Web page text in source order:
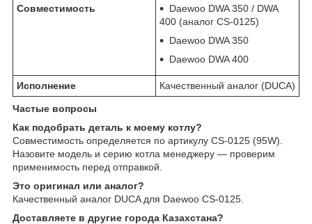
Совместимость
Daewoo DWA 350 / DWA
400 (аналог CS-0125)
Daewoo DWA 350
Daewoo DWA 400
Исполнение Качественный аналог (DUCA)
Частые вопросы
Как подобрать деталь к моему котлу?
Совместимость определяется по артикулу CS-0125 (95W).
Назовите модель и серию котла менеджеру — проверим
применимость перед отправкой.
Это оригинал или аналог?
Качественный аналог DUCA для Daewoo CS-0125.
Доставляете в другие города Казахстана?